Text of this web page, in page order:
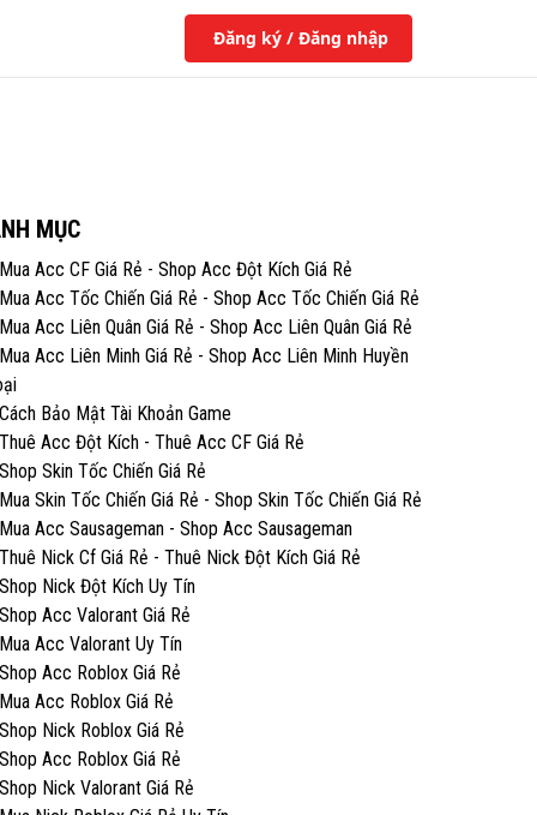
Đăng ký / Đăng nhập
MỤC
Acc CF Giá Rẻ - Shop Acc Đột Kích Giá Rẻ
Acc Tốc Chiến Giá Rẻ - Shop Acc Tốc Chiến Giá Rẻ
Acc Liên Quân Giá Rẻ - Shop Acc Liên Quân Giá Rẻ
Acc Liên Minh Giá Rẻ - Shop Acc Liên Minh Huyền
Bảo Mật Tài Khoản Game
Acc Đột Kích - Thuê Acc CF Giá Rẻ
Skin Tốc Chiến Giá Rẻ
Skin Tốc Chiến Giá Rẻ - Shop Skin Tốc Chiến Giá Rẻ
Acc Sausageman - Shop Acc Sausageman
Nick Cf Giá Rẻ - Thuê Nick Đột Kích Giá Rẻ
Nick Đột Kích Uy Tín
Acc Valorant Giá Rẻ
Acc Valorant Uy Tín
Acc Roblox Giá Rẻ
Acc Roblox Giá Rẻ
Nick Roblox Giá Rẻ
Acc Roblox Giá Rẻ
Nick Valorant Giá Rẻ